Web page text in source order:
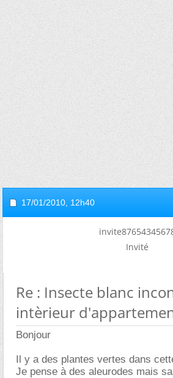
17/01/2010, 12h40
Invité
Re : Insecte blanc
intèrieur
Bonjour
Il y a des plantes vertes dans
Je pense à des aleurodes mais